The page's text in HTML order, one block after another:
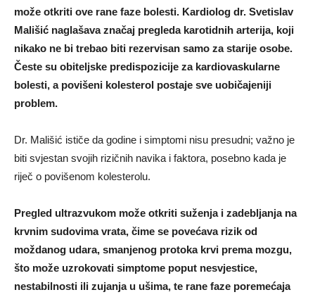
može otkriti ove rane faze bolesti. Kardiolog dr. Svetislav
Mališić naglašava značaj pregleda karotidnih arterija, koji
nikako ne bi trebao biti rezervisan samo za starije osobe.
Česte su obiteljske predispozicije za kardiovaskularne
bolesti, a povišeni kolesterol postaje sve uobičajeniji
problem.
Dr. Mališić ističe da godine i simptomi nisu presudni; važno je
biti svjestan svojih rizičnih navika i faktora, posebno kada je
riječ o povišenom kolesterolu.
Pregled ultrazvukom može otkriti suženja i zadebljanja na
krvnim sudovima vrata, čime se povećava rizik od
moždanog udara, smanjenog protoka krvi prema mozgu,
što može uzrokovati simptome poput nesvjestice,
nestabilnosti ili zujanja u ušima, te rane faze poremećaja